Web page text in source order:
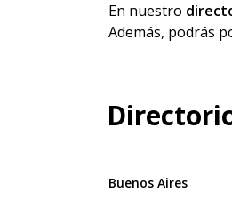
En nuestro
Además, podrás
Buenos Aires